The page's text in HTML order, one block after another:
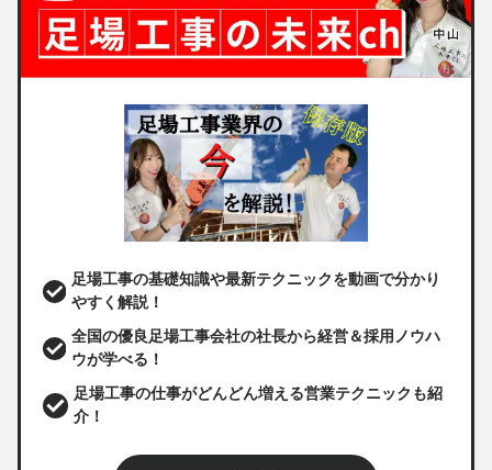
足場工事の基礎知識や最新テクニックを動画で分かり
やすく解説！
全国の優良足場工事会社の社長から経営＆採用ノウハ
ウが学べる！
足場工事の仕事がどんどん増える営業テクニックも紹
介！